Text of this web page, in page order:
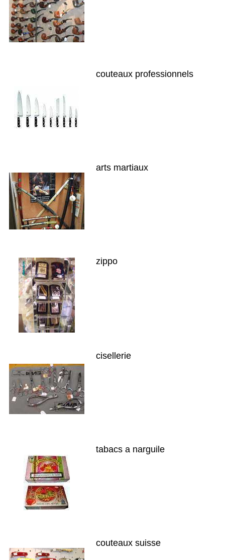
couteaux professionnels
arts martiaux
zippo
cisellerie
tabacs a narguile
couteaux suisse